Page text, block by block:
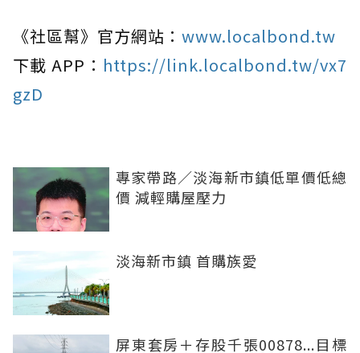
《社區幫》官方網站： www.localbond.tw
下載 APP： https://link.localbond.tw/vx7
gzD
專家帶路／淡海新市鎮低單價低總
價 減輕購屋壓力
淡海新市鎮 首購族愛
屏東套房＋存股千張00878...目標